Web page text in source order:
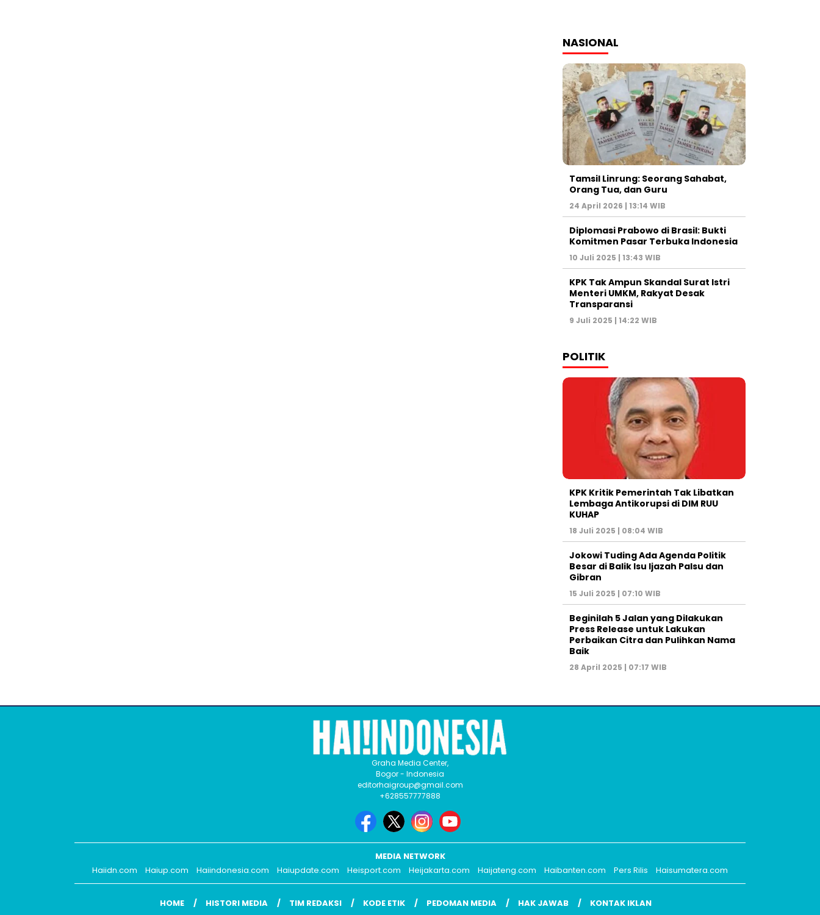
NASIONAL
Tamsil Linrung: Seorang Sahabat,
Orang Tua, dan Guru
24 April 2026 | 13:14 WIB
Diplomasi Prabowo di Brasil: Bukti
Komitmen Pasar Terbuka Indonesia
10 Juli 2025 | 13:43 WIB
KPK Tak Ampun Skandal Surat Istri
Menteri UMKM, Rakyat Desak
Transparansi
9 Juli 2025 | 14:22 WIB
POLITIK
KPK Kritik Pemerintah Tak Libatkan
Lembaga Antikorupsi di DIM RUU
KUHAP
18 Juli 2025 | 08:04 WIB
Jokowi Tuding Ada Agenda Politik
Besar di Balik Isu Ijazah Palsu dan
Gibran
15 Juli 2025 | 07:10 WIB
Beginilah 5 Jalan yang Dilakukan
Press Release untuk Lakukan
Perbaikan Citra dan Pulihkan Nama
Baik
28 April 2025 | 07:17 WIB
Graha Media Center,
Bogor - Indonesia
editorhaigroup@gmail.com
+628557777888
MEDIA NETWORK
Haiidn.com
Haiup.com Haiindonesia.com Haiupdate.com Heisport.com Heijakarta.com Haijateng.com Haibanten.com Pers Rilis Haisumatera.com
HOME HISTORI MEDIA TIM REDAKSI KODE ETIK PEDOMAN MEDIA HAK JAWAB KONTAK IKLAN